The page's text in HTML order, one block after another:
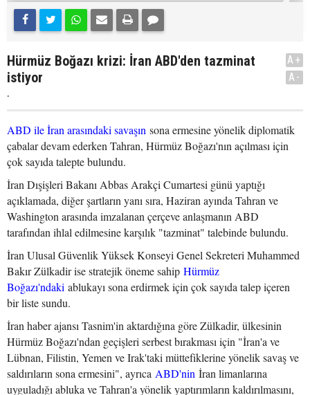
Hürmüz Boğazı krizi: İran ABD'den tazminat
istiyor
.
A+
A-
ABD ile İran arasındaki savaşın sona ermesine yönelik diplomatik
çabalar devam ederken Tahran, Hürmüz Boğazı'nın açılması için
çok sayıda talepte bulundu.
İran Dışişleri Bakanı Abbas Arakçi Cumartesi günü yaptığı
açıklamada, diğer şartların yanı sıra, Haziran ayında Tahran ve
Washington arasında imzalanan çerçeve anlaşmanın ABD
tarafından ihlal edilmesine karşılık "tazminat" talebinde bulundu.
İran Ulusal Güvenlik Yüksek Konseyi Genel Sekreteri Muhammed
Bakır Zülkadir ise stratejik öneme sahip Hürmüz
Boğazı'ndaki ablukayı sona erdirmek için çok sayıda talep içeren
bir liste sundu.
İran haber ajansı Tasnim'in aktardığına göre Zülkadir, ülkesinin
Hürmüz Boğazı'ndan geçişleri serbest bırakması için "İran'a ve
Lübnan, Filistin, Yemen ve Irak'taki müttefiklerine yönelik savaş ve
saldırıların sona ermesini", ayrıca ABD'nin İran limanlarına
uyguladığı abluka ve Tahran'a yönelik yaptırımların kaldırılmasını,